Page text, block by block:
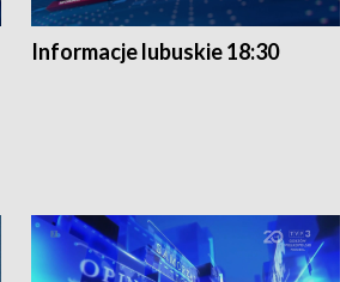
Informacje lubuskie 18:30